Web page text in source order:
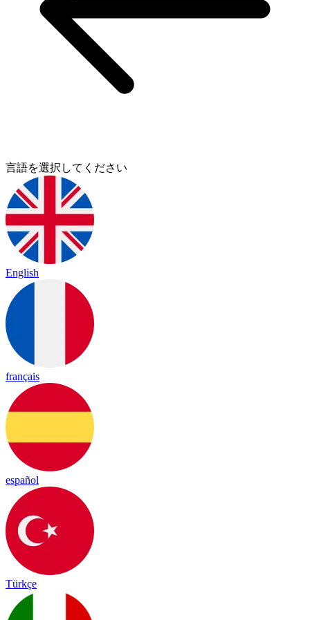
言語を選択してください
English
français
español
Türkçe